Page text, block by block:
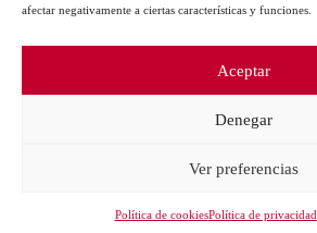
afectar negativamente a ciertas características y funciones.
Aceptar
Denegar
Ver preferencias
Política de cookiesPolítica de privacidad